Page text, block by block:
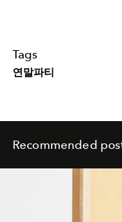
Tags
연말파티
Recommended